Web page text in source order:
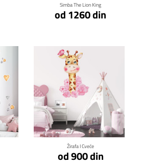
Simba The Lion King
od 1260 din
Žirafa I Cveće
od 900 din
Klikni za detalje